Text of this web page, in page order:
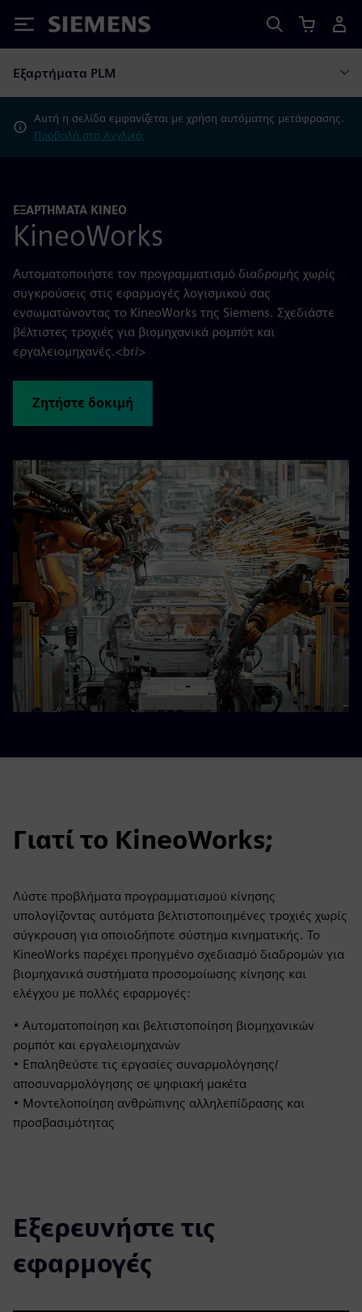
Siemens
Εξαρτήματα PLM
Αυτή η σελίδα εμφανίζεται με χρήση αυτόματης μετάφρασης.
Προβολή στα Αγγλικά;
ΕΞΑΡΤΉΜΑΤΑ KINEO
KineoWorks
Αυτοματοποιήστε τον προγραμματισμό διαδρομής χωρίς
συγκρούσεις στις εφαρμογές λογισμικού σας
ενσωματώνοντας το KineoWorks της Siemens. Σχεδιάστε
βέλτιστες τροχιές για βιομηχανικά ρομπότ και
εργαλειομηχανές.<br/>
Ζητήστε δοκιμή
Γιατί το KineoWorks;
Λύστε προβλήματα προγραμματισμού κίνησης
υπολογίζοντας αυτόματα βελτιστοποιημένες τροχιές χωρίς
σύγκρουση για οποιοδήποτε σύστημα κινηματικής. Το
KineoWorks παρέχει προηγμένο σχεδιασμό διαδρομών για
βιομηχανικά συστήματα προσομοίωσης κίνησης και
ελέγχου με πολλές εφαρμογές:
• Αυτοματοποίηση και βελτιστοποίηση βιομηχανικών
ρομπότ και εργαλειομηχανών
• Επαληθεύστε τις εργασίες συναρμολόγησης/
αποσυναρμολόγησης σε ψηφιακή μακέτα
• Μοντελοποίηση ανθρώπινης αλληλεπίδρασης και
προσβασιμότητας
Εξερευνήστε τις
εφαρμογές